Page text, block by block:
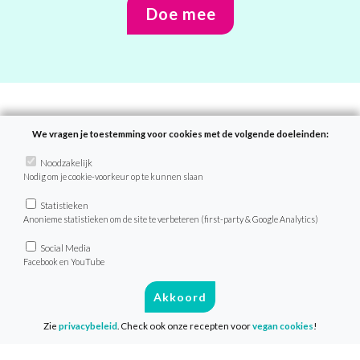
Doe mee
Zoek recept
Menu van de dag
VeganChallenge
Over de VeganChallenge
We vragen je toestemming voor cookies met de volgende doeleinden:
Noodzakelijk
Nodig om je cookie-voorkeur op te kunnen slaan
Statistieken
Anonieme statistieken om de site te verbeteren (first-party & Google Analytics)
Social Media
Facebook en YouTube
Akkoord
Zie privacybeleid . Check ook onze recepten voorvegan cookies!